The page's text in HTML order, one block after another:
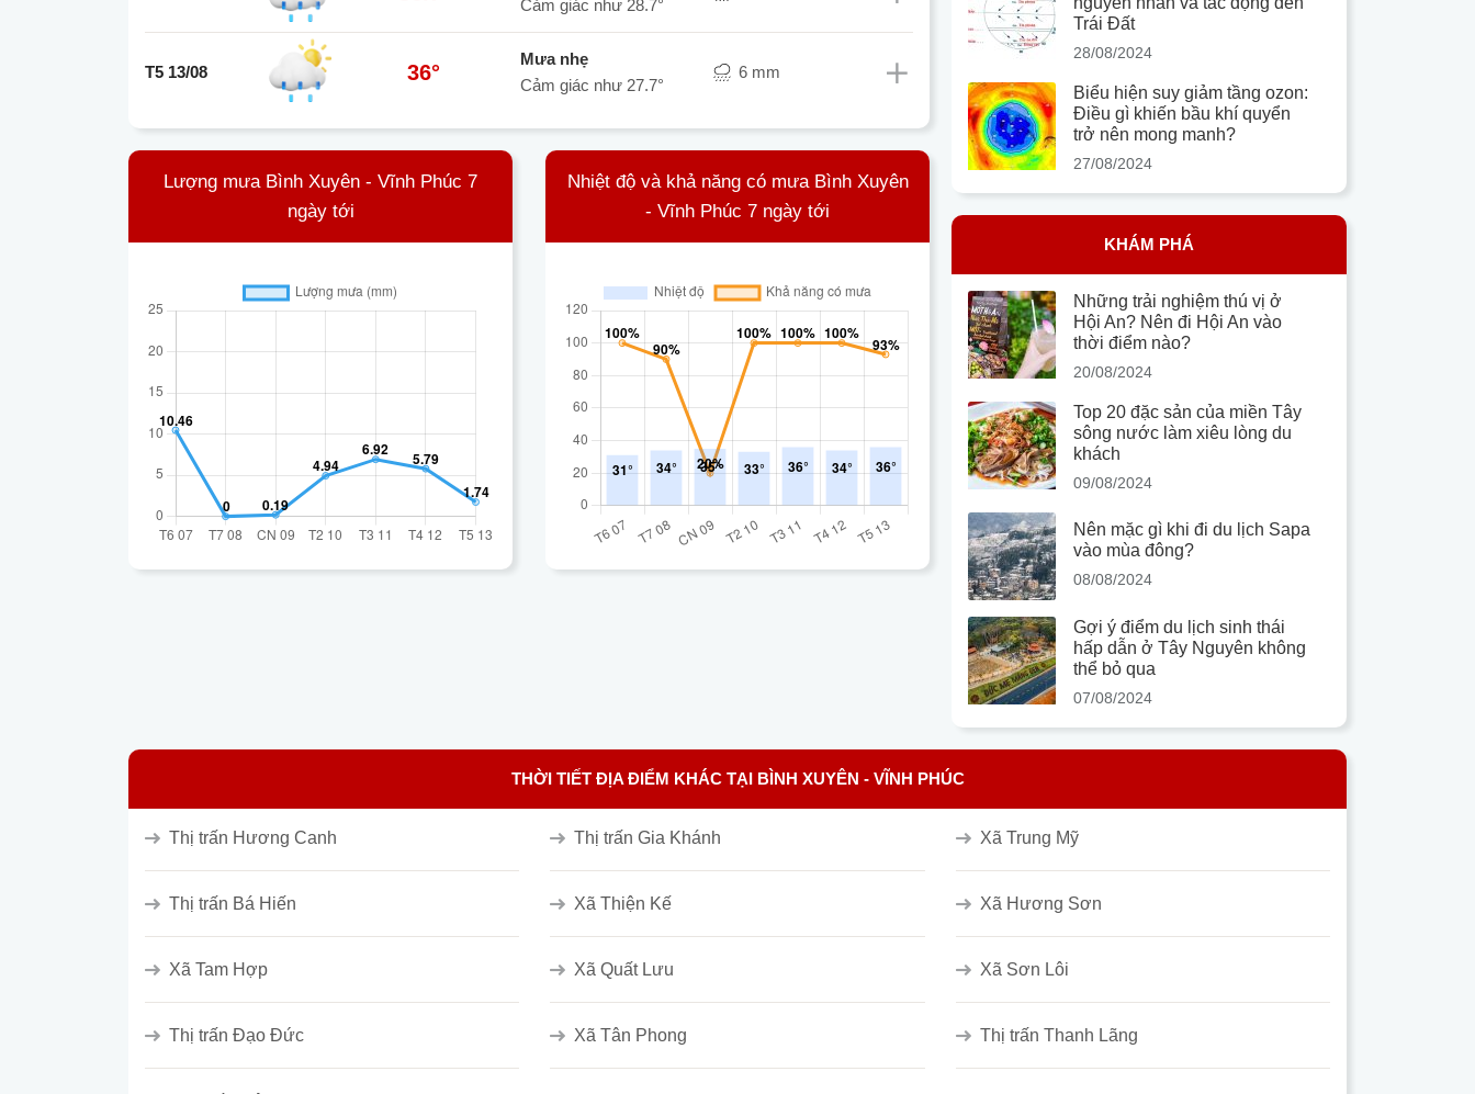
Cảm giác như 28.7°
T5 13/08 36°
mưa nhẹ
Cảm giác như 27.7°
6 mm
Lượng mưa Bình Xuyên - Vĩnh Phúc 7
ngày tới
Nhiệt độ và khả năng có mưa Bình Xuyên
- Vĩnh Phúc 7 ngày tới
Trái Đất
28/08/2024
Biểu hiện suy giảm tầng ozon:
Điều gì khiến bầu khí quyển
trở nên mong manh?
27/08/2024
KHÁM PHÁ
Những trải nghiệm thú vị ở
Hội An? Nên đi Hội An vào
thời điểm nào?
20/08/2024
Top 20 đặc sản của miền Tây
sông nước làm xiêu lòng du
khách
09/08/2024
Nên mặc gì khi đi du lịch Sapa
vào mùa đông?
08/08/2024
Gợi ý điểm du lịch sinh thái
hấp dẫn ở Tây Nguyên không
thể bỏ qua
07/08/2024
THỜI TIẾT ĐỊA ĐIỂM KHÁC TẠI BÌNH XUYÊN - VĨNH PHÚC
Thị trấn Hương Canh Thị trấn Gia Khánh Xã Trung Mỹ
Thị trấn Bá Hiến Xã Thiện Kế Xã Hương Sơn
Xã Tam Hợp Xã Quất Lưu Xã Sơn Lôi
Thị trấn Đạo Đức Xã Tân Phong Thị trấn Thanh Lãng